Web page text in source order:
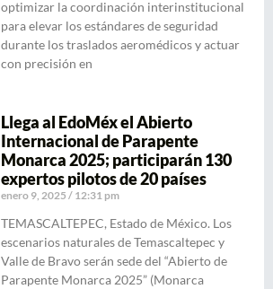
optimizar la coordinación interinstitucional
para elevar los estándares de seguridad
durante los traslados aeromédicos y actuar
con precisión en
Llega al EdoMéx el Abierto
Internacional de Parapente
Monarca 2025; participarán 130
expertos pilotos de 20 países
enero 9, 2025 12:31 pm
TEMASCALTEPEC, Estado de México. Los
escenarios naturales de Temascaltepec y
Valle de Bravo serán sede del “Abierto de
Parapente Monarca 2025” (Monarca